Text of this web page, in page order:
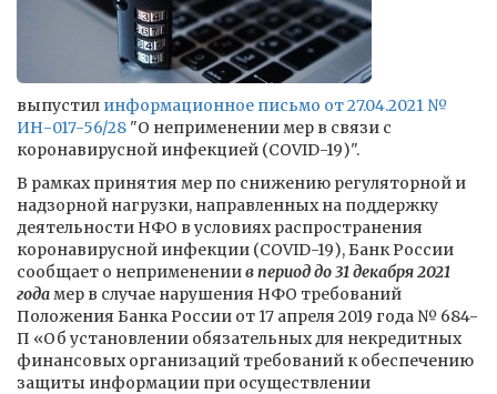
выпустил информационное письмо от 27.04.2021 №
ИН-017-56/28 "О неприменении мер в связи с
коронавирусной инфекцией (СOVID-19)".
В рамках принятия мер по снижению регуляторной и
надзорной нагрузки, направленных на поддержку
деятельности НФО в условиях распространения
коронавирусной инфекции (COVID-19), Банк России
сообщает о неприменениив период до 31 декабря 2021
годамер в случае нарушения НФО требований
Положения Банка России от 17 апреля 2019 года № 684-
П «Об установлении обязательных для некредитных
финансовых организаций требований к обеспечению
защиты информации при осуществлении